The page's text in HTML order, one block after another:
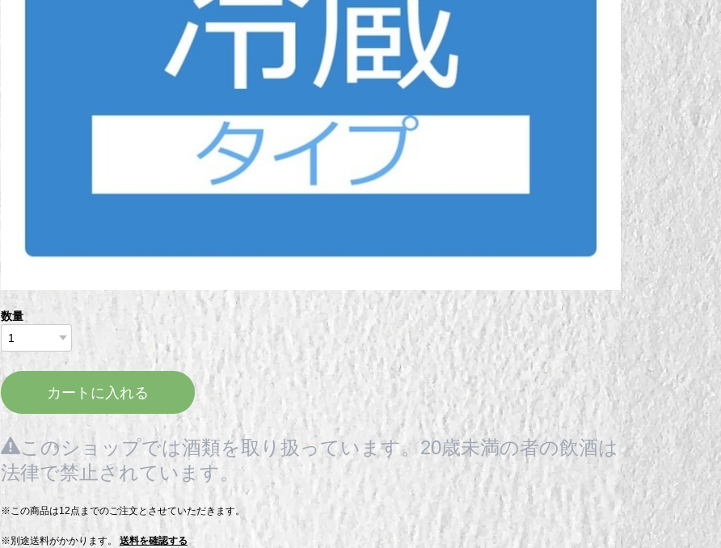
数量
カートに入れる
このショップでは酒類を取り扱っています。20歳未満の者の飲酒は
法律で禁止されています。
※この商品は12点までのご注文とさせていただきます。
※別途送料がかかります。 送料を確認する